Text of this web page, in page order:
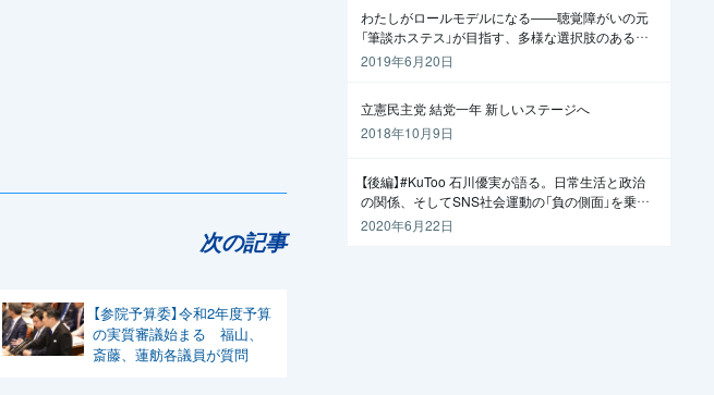
次の記事
【参院予算委】令和2年度予算
の実質審議始まる 福山、
斎藤、蓮舫各議員が質問
わたしがロールモデルになる——聴覚障がいの元
「筆談ホステス」が目指す、多様な選択肢のある社
会
2019年6月20日
立憲民主党 結党一年 新しいステージへ
2018年10月9日
【後編】#KuToo 石川優実が語る。日常生活と政治
の関係、そしてSNS社会運動の「負の側面」を乗り
越えるには
2020年6月22日